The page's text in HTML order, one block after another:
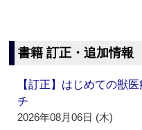
書籍 訂正・追加情報
【訂正】はじめての獣
チ
2026年08月06日 (木)